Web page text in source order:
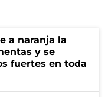
a naranja la
y se
fuertes en toda